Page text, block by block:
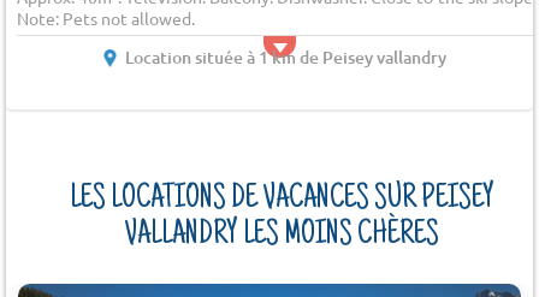
Note: Pets not allowed.
Location située à 1 km de Peisey vallandry
LES LOCATIONS DE VACANCES SUR PEISEY
VALLANDRY LES MOINS CHÈRES